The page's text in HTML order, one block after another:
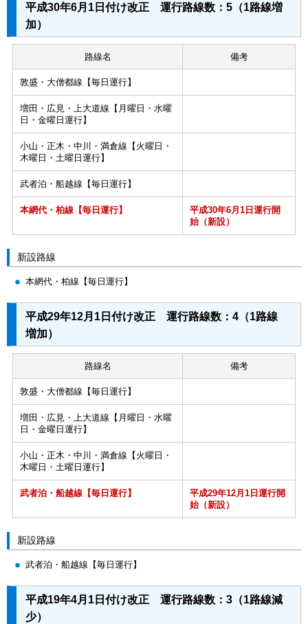
平成30年6月1日付け改正 運行路線数：5（1路線増
加）
路線名 備考
敦盛・大僧都線【毎日運行】
増田・広見・上大道線【月曜日・水曜
日・金曜日運行】
小山・正木・中川・満倉線【火曜日・
木曜日・土曜日運行】
武者泊・船越線【毎日運行】
本網代・柏線【毎日運行】
平成30年6月1日運行開
始（新設）
新設路線
本網代・柏線【毎日運行】
平成29年12月1日付け改正 運行路線数：4（1路線
増加）
路線名 備考
敦盛・大僧都線【毎日運行】
増田・広見・上大道線【月曜日・水曜
日・金曜日運行】
小山・正木・中川・満倉線【火曜日・
木曜日・土曜日運行】
武者泊・船越線【毎日運行】
平成29年12月1日運行開
始（新設）
新設路線
武者泊・船越線【毎日運行】
平成19年4月1日付け改正 運行路線数：3（1路線減
少）